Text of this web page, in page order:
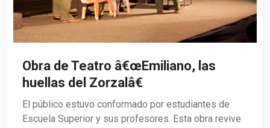
Obra de Teatro â€œEmiliano, las
huellas del Zorzalâ€
El público estuvo conformado por estudiantes de
Escuela Superior y sus profesores. Esta obra revive